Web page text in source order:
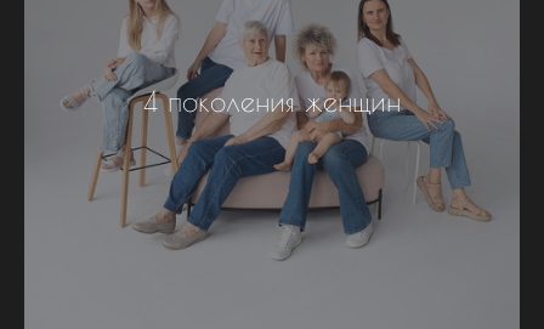
4 поколения женщин